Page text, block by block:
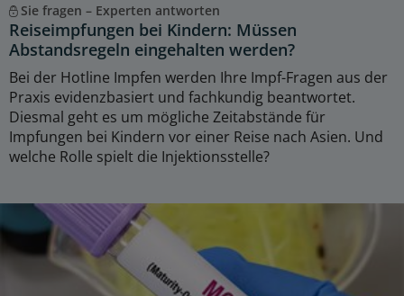
Sie fragen – Experten antworten
Reiseimpfungen bei Kindern: Müssen
Abstandsregeln eingehalten werden?
Bei der Hotline Impfen werden Ihre Impf-Fragen aus der
Praxis evidenzbasiert und fachkundig beantwortet.
Diesmal geht es um mögliche Zeitabstände für
Impfungen bei Kindern vor einer Reise nach Asien. Und
welche Rolle spielt die Injektionsstelle?